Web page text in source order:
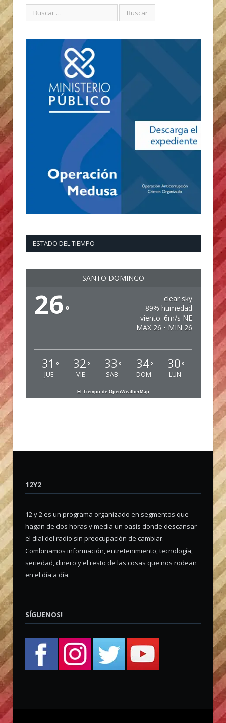
ESTADO DEL TIEMPO
SANTO DOMINGO
26°
clear sky
89% humedad
viento: 6m/s NE
MAX 26 • MIN 26
31 °
JUE
32 °
VIE
33 °
SAB
34°
DOM
30 °
LUN
El Tiempo de OpenWeatherMap
12Y2
12 y 2 es un programa organizado en segmentos que
hagan de dos horas y media un oasis donde descansar
el dial del radio sin preocupación de cambiar.
Combinamos información, entretenimiento, tecnología,
seriedad, dinero y el resto de las cosas que nos rodean
en el día a día.
SÍGUENOS!